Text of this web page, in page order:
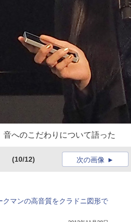
音へのこだわりについて語った
(10/12) 次の画像
クマンの高音質をクラドニ図形で